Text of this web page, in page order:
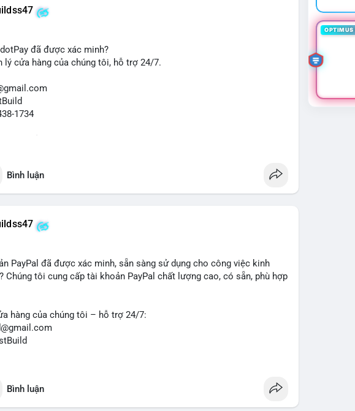
đã được xác minh?
lý cửa hàng của chúng tôi, hỗ trợ 24/7.
1734
Bình luận
PayPal đã được xác minh, sẵn sàng sử dụng cho công việc kinh
Chúng tôi cung cấp tài khoản PayPal chất lượng cao, có sẵn, phù hợp
hàng của chúng tôi – hỗ trợ 24/7:
tin ngay để được tư vấn chi tiết.
Bình luận
OPTIMUS